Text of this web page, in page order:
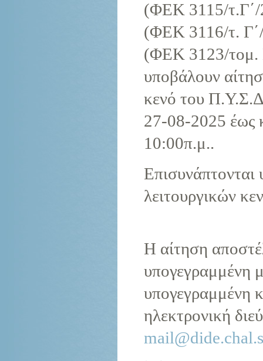
(ΦΕΚ 3115/
(ΦΕΚ 3116/τ.
(ΦΕΚ 3123/τομ.
υποβάλουν
κενό του
27-08-2025 έως
10:00π.μ..
Επισυνάπτονται
λειτουργικών
Η αίτηση
υπογεγραμμένη
υπογεγραμμένη
ηλεκτρονική